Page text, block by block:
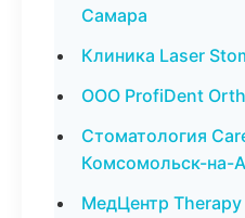
Самара
Клиника Laser
ООО ProfiDent
Стоматология
Комсомольск-на-
МедЦентр